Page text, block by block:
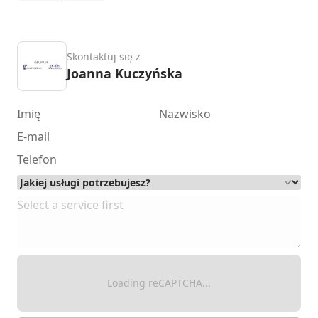
Skontaktuj się z
Joanna Kuczyńska
Loading reCAPTCHA...